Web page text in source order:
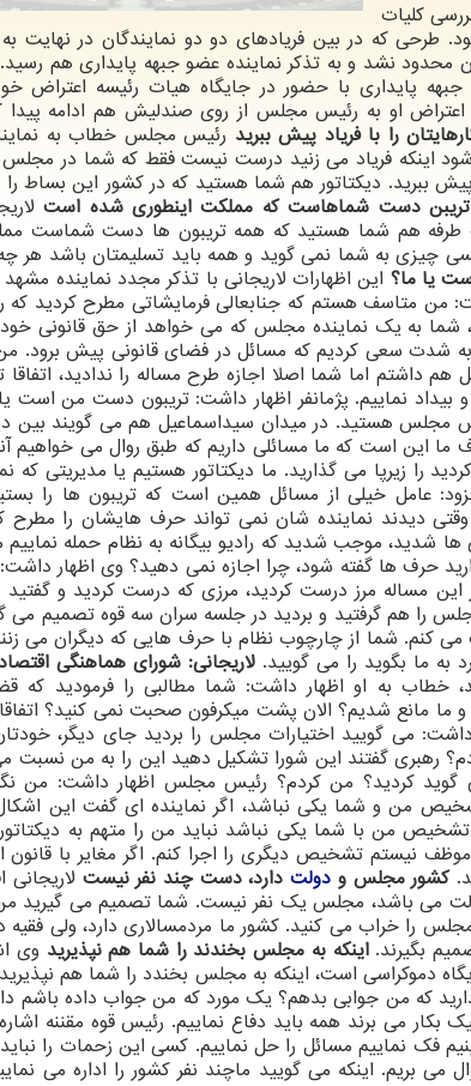
كلیات
طرحی كه در بین فریادهای دو دو نمایندگان در نهایت
محدود نشد و به تذكر نماینده عضو جبهه پایداری هم
پایداری با حضور در جایگاه هیات رئیسه اعتراض
او به رئیس مجلس از روی صندلیش هم ادامه پیدا
را با فریاد پیش ببرید رئیس مجلس خطاب به
شود اینكه فریاد می زنید درست نیست فقط كه شما در
ببرید. دیكتاتور هم شما هستید كه در كشور این بساط را
تریبن دست شماهاست كه مملكت اینطوری شده است
طرفه هم شما هستید كه همه تریبون ها دست شماست
چیزی به شما نمی گوید و همه باید تسلیمتان باشد هر
یا ما؟ این اظهارات لاریجانی با تذكر مجدد نماینده مشهد
من متاسف هستم كه جنابعالی فرمایشاتی مطرح كردید كه
شما به یك نماینده مجلس كه می خواهد از حق قانونی خود
شدت سعی كردیم كه مسائل در فضای قانونی پیش برود.
اینكه این مساله دو سوم آرا می خواهد و 5 دلیل هم داشتم اما شما اصلا اجازه طرح مساله را
بیداد نماییم. پژمانفر اظهار داشت: تریبون دست من است
بودند، 12 سال شما رئیس مجلس هستید. در میدان سیداسماعیل هم می گویند
است كه ما مسائلی داریم كه طبق روال می خواهیم
را زیرپا می گذارید. ما دیكتاتور هستیم یا مدیریتی كه
عامل خیلی از مسائل همین است كه تریبون ها را
دیدند نماینده شان نمی تواند حرف هایشان را مطرح
شدید، موجب شدید كه رادیو بیگانه به نظام حمله نماییم
حرف ها گفته شود، چرا اجازه نمی دهید؟ وی اظهار
مساله مرز درست كردید، مرزی كه درست كردید و
را هم گرفتید و بردید در جلسه سران سه قوه تصمیم می
كنم. شما از چارچوب نظام با حرف هایی كه دیگران می
به ما بگوید را می گویید. لاریجانی: شورای هماهنگی
خطاب به او اظهار داشت: شما مطالبی را فرمودید كه
و ما مانع شدیم؟ الان پشت میكرفون صحبت نمی كنید؟
داشت: می گویید اختیارات مجلس را بردید جای دیگر،
رهبری گفتند این شورا تشكیل دهید این را به من نسبت
گوید كردید؟ من كردم؟ رئیس مجلس اظهار داشت: من
تشخیص من و شما یكی نباشد، اگر نماینده ای گفت این
تشخیص من با شما یكی نباشد نباید من را متهم به
نیستم تشخیص دیگری را اجرا كنم. اگر مغایر با
كشور مجلس و دولتدارد، دست چند نفر نیست لاریجانی
باشد، مجلس یك نفر نیست. شما تصمیم می گیرید
را خراب می كنید. كشور ما مردمسالاری دارد، ولی فقیه
بگیرند.اینكه به مجلس بخندند را شما هم نپذیرید وی
دموكراسی است، اینكه به مجلس بخندد را شما هم نپذیرید.
كه من جوابی بدهم؟ یك مورد كه من جواب داده باشم
می برند همه باید دفاع نماییم. رئیس قوه مقننه
فك نماییم مسائل را حل نماییم. كسی این زحمات را نباید
می بریم. اینكه می گویید ماچند نفر كشور را اداره می